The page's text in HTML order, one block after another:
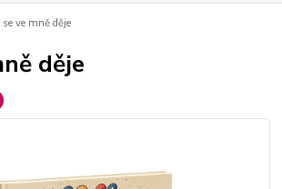
se ve mně děje
děje